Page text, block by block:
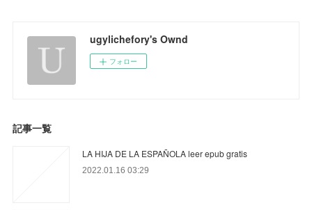
ugylichefory's Ownd
フォロー
記事一覧
LA HIJA DE LA ESPAÑOLA leer epub gratis
2022.01.16 03:29